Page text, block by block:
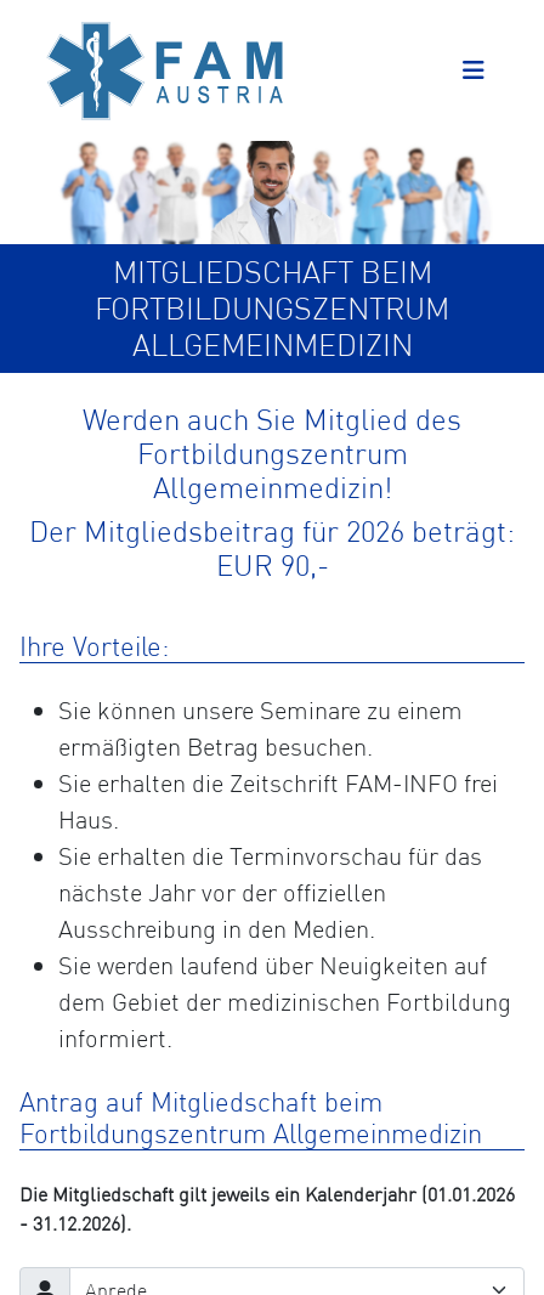
MITGLIEDSCHAFT BEIM
FORTBILDUNGSZENTRUM
ALLGEMEINMEDIZIN
Werden auch Sie Mitglied des
Fortbildungszentrum
Allgemeinmedizin!
Der Mitgliedsbeitrag für 2026 beträgt:
EUR 90,-
Ihre Vorteile:
Sie können unsere Seminare zu einem
ermäßigten Betrag besuchen.
Sie erhalten die Zeitschrift FAM-INFO frei
Haus.
Sie erhalten die Terminvorschau für das
nächste Jahr vor der offiziellen
Ausschreibung in den Medien.
Sie werden laufend über Neuigkeiten auf
dem Gebiet der medizinischen Fortbildung
informiert.
Antrag auf Mitgliedschaft beim
Fortbildungszentrum Allgemeinmedizin
Die Mitgliedschaft gilt jeweils ein Kalenderjahr (01.01.2026
- 31.12.2026).